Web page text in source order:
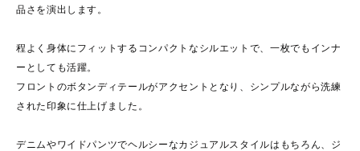
品さを演出します。
程よく身体にフィットするコンパクトなシルエットで、一枚でもインナ
ーとしても活躍。
フロントのボタンディテールがアクセントとなり、シンプルながら洗練
された印象に仕上げました。
デニムやワイドパンツでヘルシーなカジュアルスタイルはもちろん、ジ